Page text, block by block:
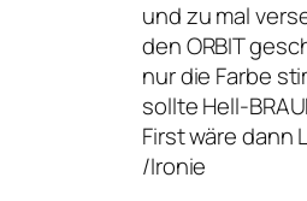
und zu mal
den ORBIT
nur die Farbe
sollte Hell-
First wäre dann
/Ironie